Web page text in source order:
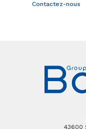
Contactez-nous
43600